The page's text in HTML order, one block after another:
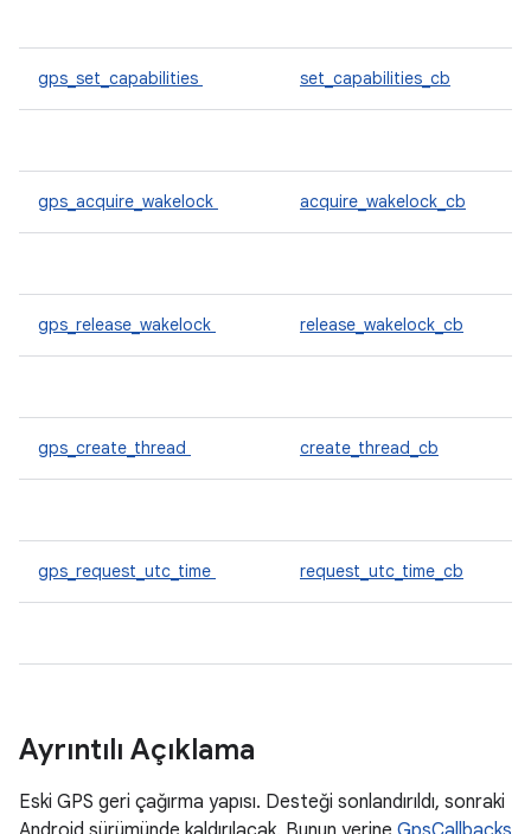
gps_set_capabilities set_capabilities_cb
gps_acquire_wakelock acquire_wakelock_cb
gps_release_wakelock release_wakelock_cb
gps_create_thread create_thread_cb
gps_request_utc_time request_utc_time_cb
Ayrıntılı Açıklama
Eski GPS geri çağırma yapısı. Desteği sonlandırıldı, sonraki